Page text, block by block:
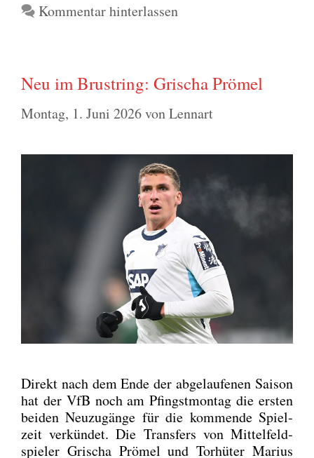
Kommentar hinterlassen
Neu im Brustring: Grischa Prömel
Montag, 1. Juni 2026vonLennart
Direkt nach dem Ende der abge­lau­fe­nen Sai­son
hat der VfB noch am Pfingst­mon­tag die ers­ten
bei­den Neu­zu­gän­ge für die kom­men­de Spiel­
zeit ver­kün­det. Die Trans­fers von Mit­tel­feld­
spie­ler Gri­scha Prö­mel und Tor­hü­ter Mari­us